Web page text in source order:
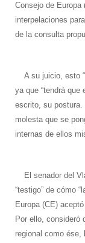
Consejo de Europa
interpelaciones
de la consulta
A su juicio, esto
ya que “tendrá que
escrito, su postura.
molesta que se
internas de ellos
El senador del
“testigo” de cómo
Europa (CE)
Por ello, consideró
regional como ése,